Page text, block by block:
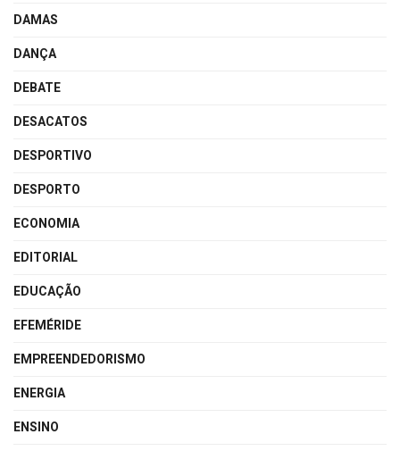
DAMAS
DANÇA
DEBATE
DESACATOS
DESPORTIVO
DESPORTO
ECONOMIA
EDITORIAL
EDUCAÇÃO
EFEMÉRIDE
EMPREENDEDORISMO
ENERGIA
ENSINO